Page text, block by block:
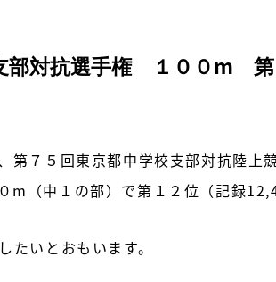
部対抗選手権 １００m 第
第７５回東京都中学校支部対抗陸上
m（中１の部）で第１２位（記録
たいとおもいます。